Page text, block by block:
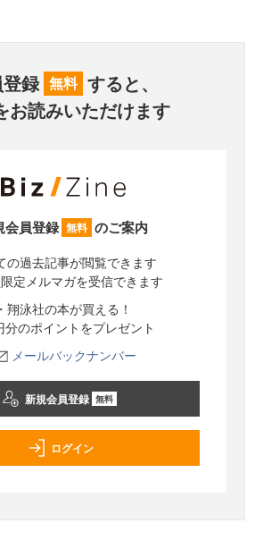
録 無料 すると、
お読みいただけます
会員登録 無料 のご案内
の過去記事が閲覧できます
限定メルマガを受信できます
・翔泳社の本が買える！
分のポイントをプレゼント
メールバックナンバー
新規会員登録 無料
ログイン